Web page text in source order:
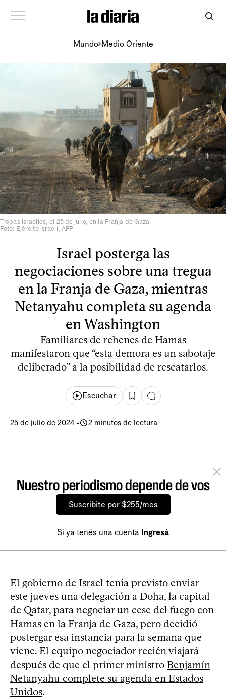
Mundo Medio Oriente
Tropas israelíes, el 25 de julio, en la Franja de Gaza.
Foto: Ejército israelí, AFP
Israel posterga las
negociaciones sobre una tregua
en la Franja de Gaza, mientras
Netanyahu completa su agenda
en Washington
Familiares de rehenes de Hamas
manifestaron que “esta demora es un sabotaje
deliberado” a la posibilidad de rescatarlos.
Escuchar
25 de julio de 2024 - 2 minutos de lectura
Nuestro periodismo depende de vos
Suscribite por $255/mes
Si ya tenés una cuenta Ingresá
El gobierno de Israel tenía previsto enviar
este jueves una delegación a Doha, la capital
de Qatar, para negociar un cese del fuego con
Hamas en la Franja de Gaza, pero decidió
postergar esa instancia para la semana que
viene. El equipo negociador recién viajará
después de que el primer ministro Benjamín
Netanyahu complete su agenda en Estados
Unidos.